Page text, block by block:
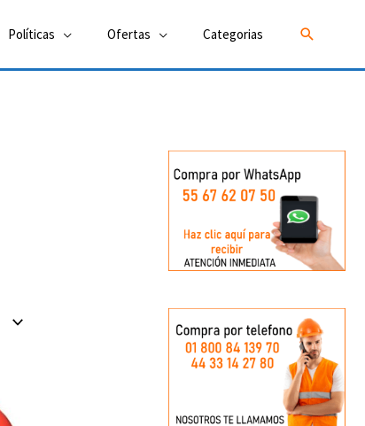
Políticas Ofertas Categorias Buscar